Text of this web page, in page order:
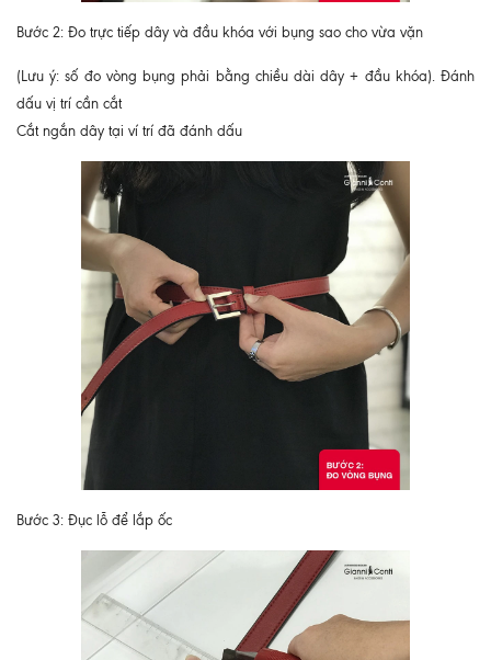
Bước 2: Đo trực tiếp dây và đầu khóa với bụng sao cho vừa vặn
(Lưu ý: số đo vòng bụng phải bằng chiều dài dây + đầu khóa). Đánh
dấu vị trí cần cắt
Cắt ngắn dây tại ví trí đã đánh dấu
Bước 3: Đục lỗ để lắp ốc